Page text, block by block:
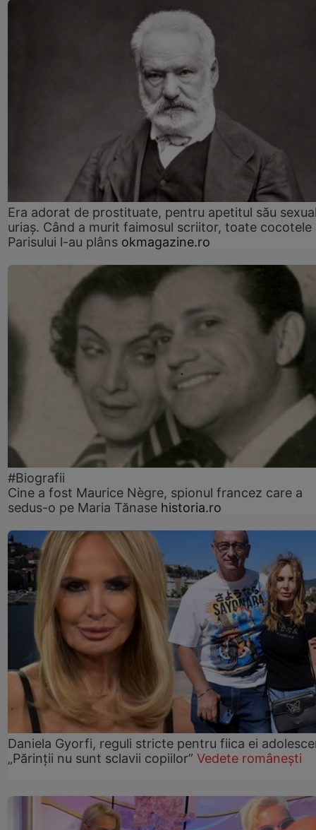
Era adorat de prostituate, pentru apetitul său
uriaș. Când a murit faimosul scriitor, toate cocotele
Parisului l-au plâns okmagazine.ro
#Biografii
Cine a fost Maurice Nègre, spionul francez care a
sedus-o pe Maria Tănase historia.ro
Daniela Gyorfi, reguli stricte pentru fiica ei
„Părinții nu sunt sclavii copiilor” Vedete românești